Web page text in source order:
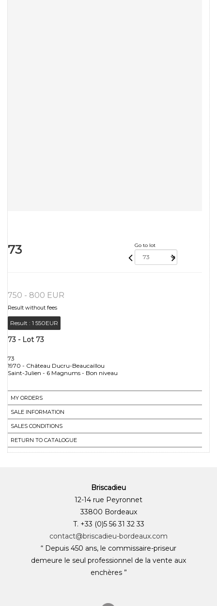
73 Go to lot
750 - 800 EUR
Result without fees
Result : 1 550EUR
73 - Lot 73
73
1970 - Château Ducru-Beaucaillou
Saint-Julien - 6 Magnums - Bon niveau
MY ORDERS
SALE INFORMATION
SALES CONDITIONS
RETURN TO CATALOGUE
Briscadieu
12-14 rue Peyronnet
33800 Bordeaux
T. +33 (0)5 56 31 32 33
contact@briscadieu-bordeaux.com
“ Depuis 450 ans, le commissaire-priseur
demeure le seul professionnel de la vente aux
enchères ”